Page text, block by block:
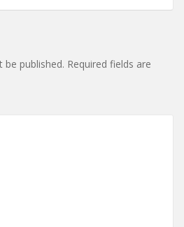
be published. Required fields are